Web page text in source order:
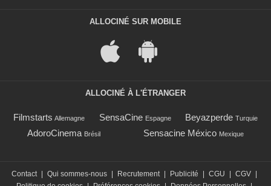
ALLOCINÉ SUR MOBILE
ALLOCINÉ À L'ÉTRANGER
Filmstarts Allemagne SensaCine Espagne Beyazperde Turquie
AdoroCinema Brésil Sensacine México Mexique
Contact Qui sommes-nous Recrutement Publicité CGU CGV